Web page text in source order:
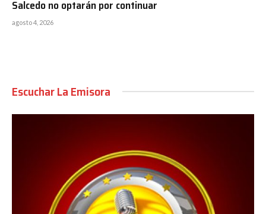
Salcedo no optarán por continuar
agosto 4, 2026
Escuchar La Emisora